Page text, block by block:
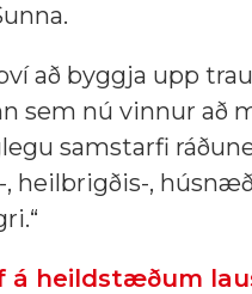
að byggja upp
sem nú vinnur
samstarfi
heilbrigðis-,
á heildstæðum